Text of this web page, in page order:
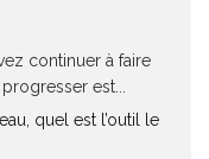
continuer à faire
est...
quel est l’outil le